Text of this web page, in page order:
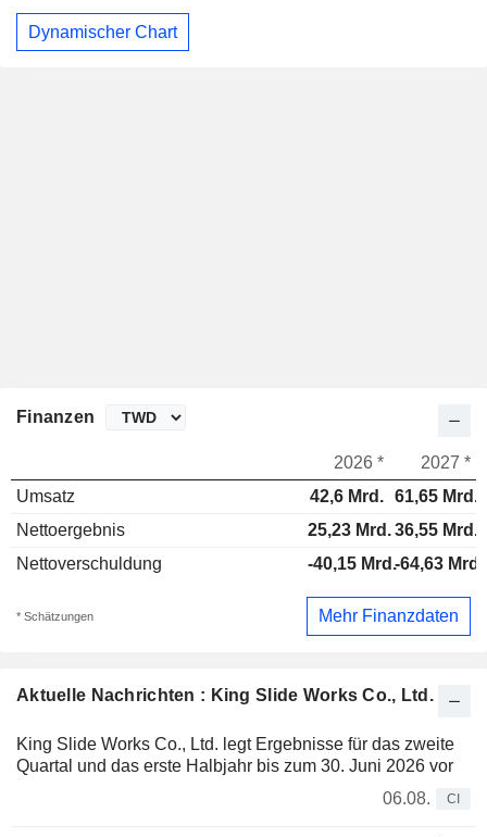
Dynamischer Chart
Aktuelle Nachrichten : King Slide Works Co., Ltd.
King Slide Works Co., Ltd. legt Ergebnisse für das zweite
Quartal und das erste Halbjahr bis zum 30. Juni 2026 vor
06.08.
CI
Finanzen
2026 *
2027 *
Umsatz
42,6 Mrd. 61,65 Mrd.
Nettoergebnis
25,23 Mrd.36,55 Mrd.
Nettoverschuldung
-40,15 Mrd.-64,63 Mrd.
* Schätzungen Mehr Finanzdaten